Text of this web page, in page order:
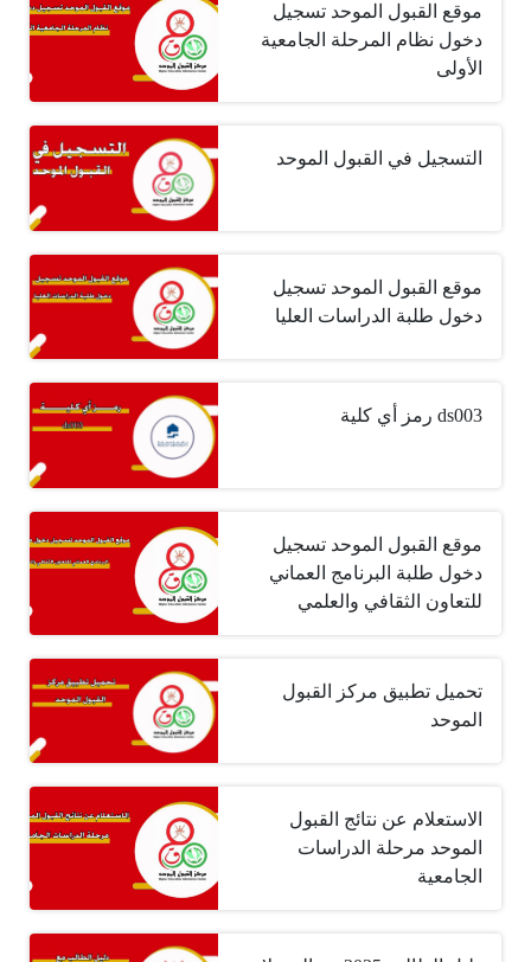
موقع القبول الموحد تسجيل
دخول نظام المرحلة الجامعية
الأولى
التسجيل في القبول الموحد
موقع القبول الموحد تسجيل
دخول طلبة الدراسات العليا
ds003 رمز أي كلية
موقع القبول الموحد تسجيل
دخول طلبة البرنامج العماني
للتعاون الثقافي والعلمي
تحميل تطبيق مركز القبول
الموحد
الاستعلام عن نتائج القبول
الموحد مرحلة الدراسات
الجامعية